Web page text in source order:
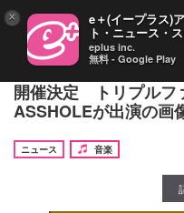
名古屋クアトロの対
開催決定 トリプルフ
ASSHOLEが出演の画
ニュース
音楽
× e＋(イープラス)
ト・ニュース・
eplus inc.
無料 - Google Play